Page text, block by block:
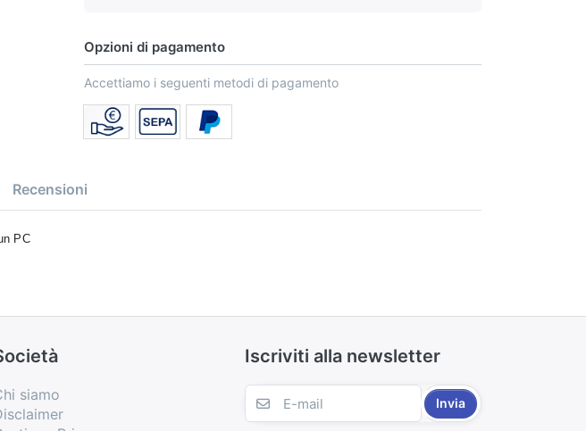
Opzioni di pagamento
Accettiamo i seguenti metodi di pagamento
Recensioni
PC
siamo
Iscriviti alla newsletter
Invia